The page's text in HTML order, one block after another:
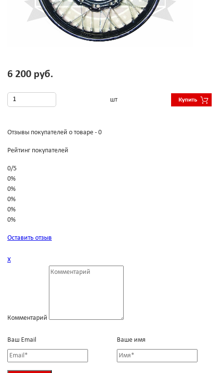
6 200 руб.
шт Купить
Отзывы покупателей о товаре - 0
Рейтинг покупателей
0/5
0%
0%
0%
0%
0%
Оставить отзыв
Х
Комментарий
Ваш Email Ваше имя